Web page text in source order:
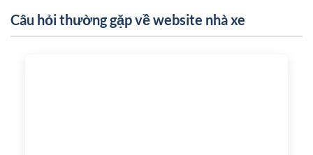
Câu hỏi thường gặp về website nhà xe